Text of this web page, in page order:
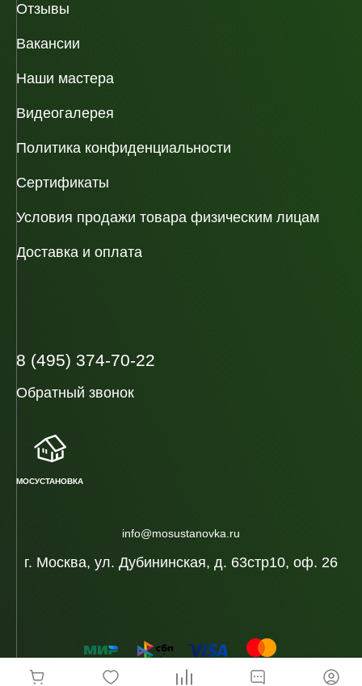
Отзывы
Вакансии
Наши мастера
Видеогалерея
Политика конфиденциальности
Сертификаты
Условия продажи товара физическим лицам
Доставка и оплата
г. Москва, ул. Дубининская, д. 63стр10, оф. 26
info@mosustanovka.ru
8 (495) 374-70-22
Обратный звонок
МОСУСТАНОВКА